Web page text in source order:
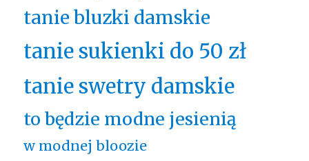
tanie bluzki damskie
tanie sukienki do 50 zł
tanie swetry damskie
to będzie modne jesienią
w modnej bloozie